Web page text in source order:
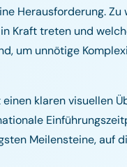
Herausforderung.
Kraft treten und
um unnötige
klaren visuellen
Meilensteine, auf